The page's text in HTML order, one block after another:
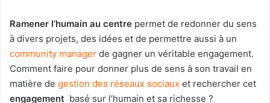
Ramener l’humain au centre permet de redonner du sens
à divers projets, des idées et de permettre aussi à un
community manager de gagner un véritable engagement.
Comment faire pour donner plus de sens à son travail en
matière de gestion des réseaux sociaux et rechercher cet
engagement basé sur l’humain et sa richesse ?